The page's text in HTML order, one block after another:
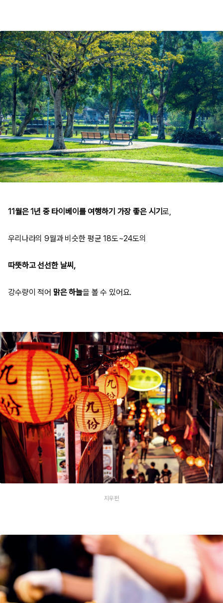
11월은 1년 중 타이베이를 여행하기 가장 좋은 시기로,
우리나라의 9월과 비슷한 평균 18도~24도의
따뜻하고 선선한 날씨,
강수량이 적어 맑은 하늘을 볼 수 있어요.
지우펀